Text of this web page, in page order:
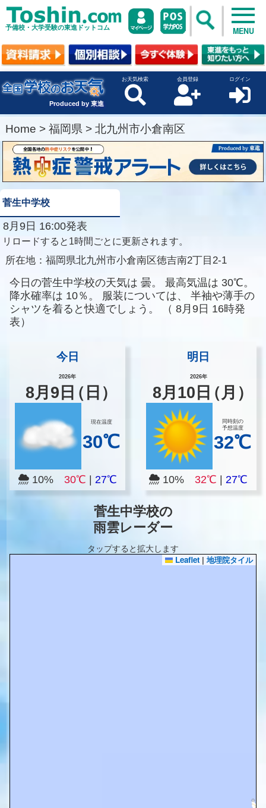
予備校・大学受験の東進ドットコム MENU
Produced by 東進
お天気検索 会員登録 ログイン
Home > 福岡県 > 北九州市小倉南区
菅生中学校
8月9日 16:00発表
リロードすると1時間ごとに更新されます。
所在地： 福岡県北九州市小倉南区徳吉南2丁目2-1
今日の菅生中学校の天気は 曇。 最高気温は 30℃。
降水確率は 10％。 服装については、
半袖や薄手の
シャツを着ると快適でしょう。
（ 8月9日 16時発
表）
今日
2026年
8月 9 日（日）
現在温度
30℃
10% 30℃ 27℃
明日
2026年
8月 10 日（月）
同時刻の
予想温度
32℃
10%32℃ |27℃
菅生中学校の
雨雲レーダー
タップすると拡大します
Leaflet | 地理院タイル